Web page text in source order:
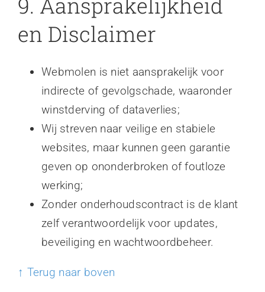
en Disclaimer
Webmolen is niet aansprakelijk voor
indirecte of gevolgschade, waaronder
winstderving of dataverlies;
Wij streven naar veilige en stabiele
websites, maar kunnen geen garantie
geven op ononderbroken of foutloze
werking;
Zonder onderhoudscontract is de klant
zelf verantwoordelijk voor updates,
beveiliging en wachtwoordbeheer.
↑ Terug naar boven